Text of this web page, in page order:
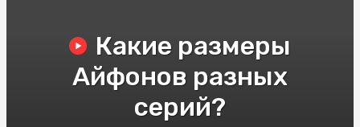
Какие размеры
Айфонов разных
серий?